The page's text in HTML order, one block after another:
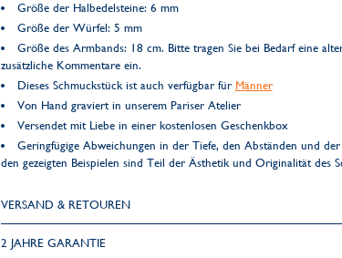
Größe der Halbedelsteine: 6 mm
Größe der Würfel: 5 mm
Größe des Armbands: 18 cm. Bitte tragen Sie bei Bedarf eine
zusätzliche Kommentare ein.
Dieses Schmuckstück ist auch verfügbar für Männer
Von Hand graviert in unserem Pariser Atelier
Versendet mit Liebe in einer kostenlosen Geschenkbox
Geringfügige Abweichungen in der Tiefe, den Abständen und
den gezeigten Beispielen sind Teil der Ästhetik und Originalität des
VERSAND & RETOUREN
2 JAHRE GARANTIE